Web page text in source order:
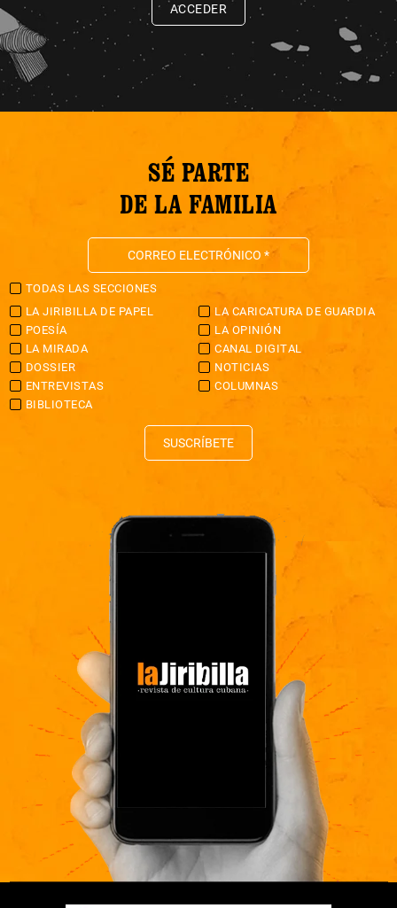
ACCEDER
SÉ PARTE
DE LA FAMILIA
TODAS LAS SECCIONES
LA JIRIBILLA DE PAPEL
LA CARICATURA DE GUARDIA
POESÍA
LA OPINIÓN
LA MIRADA
CANAL DIGITAL
DOSSIER
NOTICIAS
ENTREVISTAS
COLUMNAS
BIBLIOTECA
SUSCRÍBETE